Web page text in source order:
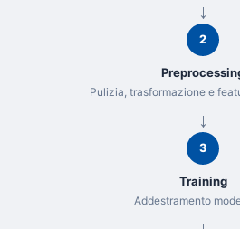
2
Pulizia, trasformazione e
3
Training
Addestramento